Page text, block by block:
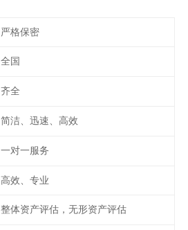
严格保密
全国
齐全
简洁、迅速、高效
一对一服务
高效、专业
整体资产评估，无形资产评估